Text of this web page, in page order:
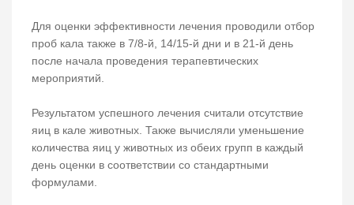
Для оценки эффективности лечения проводили отбор
проб кала также в 7/8-й, 14/15-й дни и в 21-й день
после начала проведения терапевтических
мероприятий.
Результатом успешного лечения считали отсутствие
яиц в кале животных. Также вычисляли уменьшение
количества яиц у животных из обеих групп в каждый
день оценки в соответствии со стандартными
формулами.